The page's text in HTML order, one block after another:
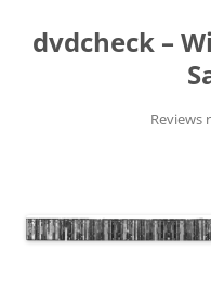
springen
dvdcheck –
Reviews